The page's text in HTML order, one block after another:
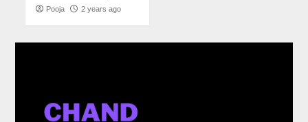
Pooja 2 years ago